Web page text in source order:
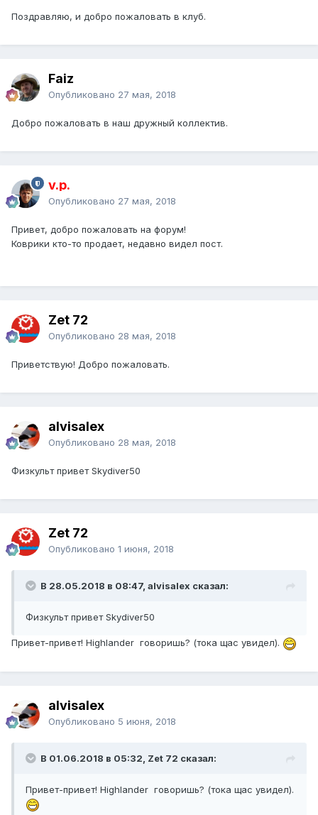
Поздравляю, и добро пожаловать в клуб.
Faiz
Опубликовано 27 мая, 2018
Добро пожаловать в наш дружный коллектив.
v.p.
Опубликовано 27 мая, 2018
Привет, добро пожаловать на форум!
Коврики кто-то продает, недавно видел пост.
Zet 72
Опубликовано 28 мая, 2018
Приветствую! Добро пожаловать.
alvisalex
Опубликовано 28 мая, 2018
Физкульт привет Skydiver50
Zet 72
Опубликовано 1 июня, 2018
В 28.05.2018 в 08:47, alvisalex сказал:
Физкульт привет Skydiver50
Привет-привет! Highlander говоришь? (тока щас увидел).
alvisalex
Опубликовано 5 июня, 2018
В 01.06.2018 в 05:32, Zet 72 сказал:
Привет-привет! Highlander говоришь? (тока щас увидел).